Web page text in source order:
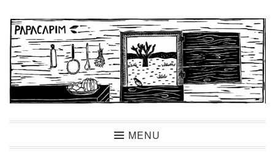
para
conteúdo
PapacapimMENU